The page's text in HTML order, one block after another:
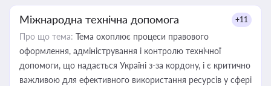
Міжнародна технічна допомога +11
Про що тема: Тема охоплює процеси правового
оформлення, адміністрування і контролю технічної
допомоги, що надається Україні з-за кордону, і є критично
важливою для ефективного використання ресурсів у сфері